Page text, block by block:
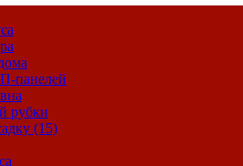
панелей
рубки
(15)